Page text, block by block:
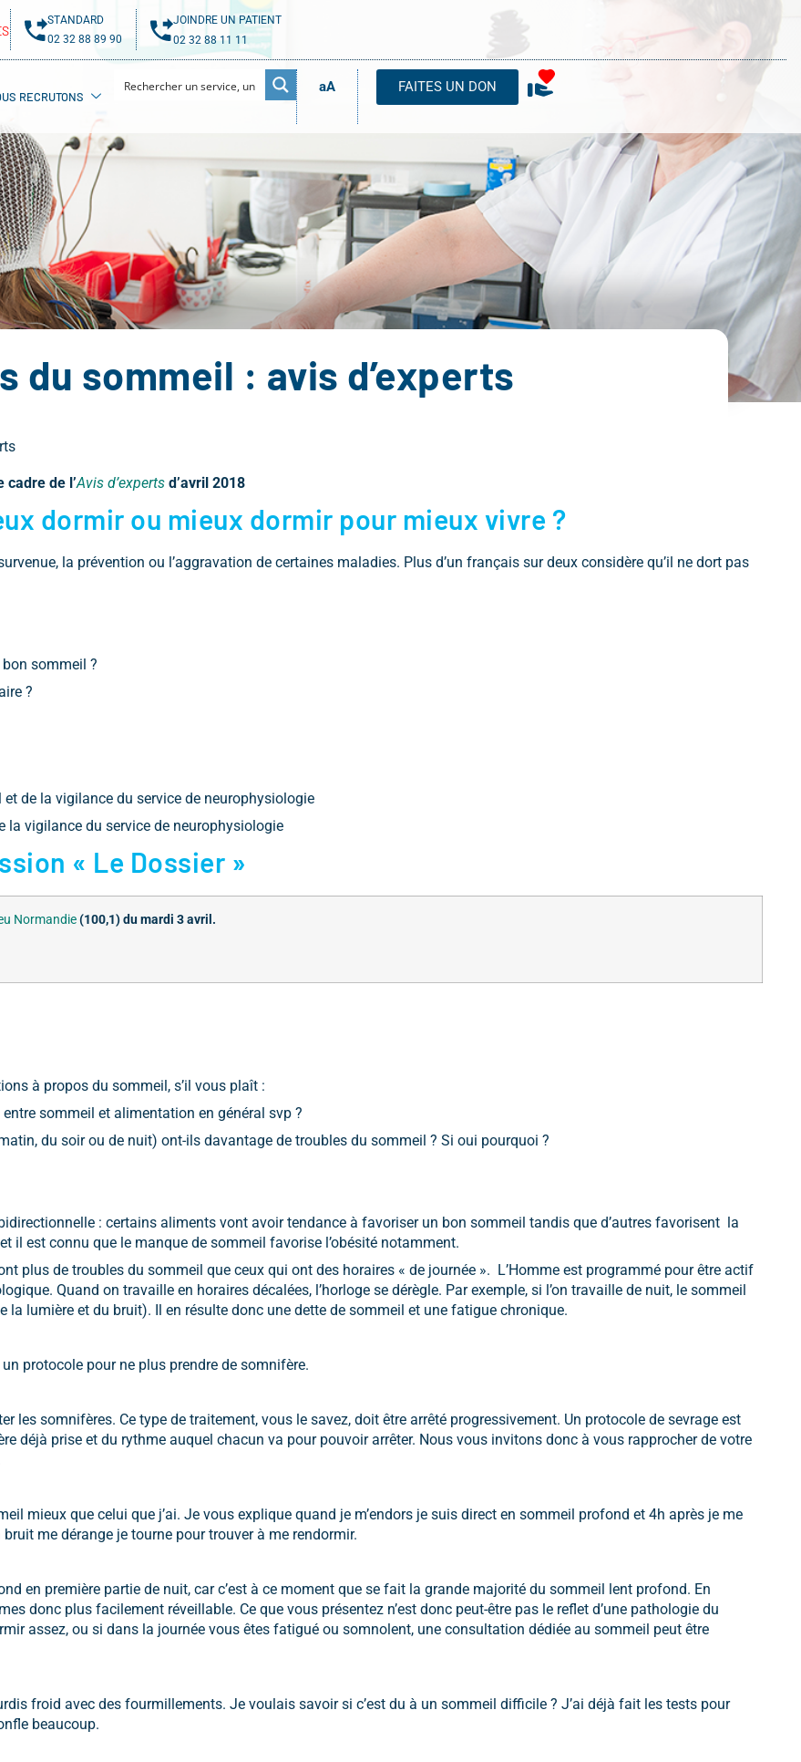
STANDARD
02 32 88 89 90
JOINDRE UN PATIENT
02 32 88 11 11
RECRUTONS
aA FAITES UN DON
du sommeil : avis d’experts
cadre de l’Avis d’experts d’avril 2018
dormir ou mieux dormir pour mieux vivre ?
la prévention ou l’aggravation de certaines maladies. Plus d’un français sur deux considère qu’il ne dort pas
sommeil ?
?
de la vigilance du service de neurophysiologie
la vigilance du service de neurophysiologie
« Le Dossier »
Normandie(100,1) du mardi 3 avril.
à propos du sommeil, s’il vous plaît :
sommeil et alimentation en général svp ?
du soir ou de nuit) ont-ils davantage de troubles du sommeil ? Si oui pourquoi ?
: certains aliments vont avoir tendance à favoriser un bon sommeil tandis que d’autres favorisent la
il est connu que le manque de sommeil favorise l’obésité notamment.
plus de troubles du sommeil que ceux qui ont des horaires « de journée ». L’Homme est programmé pour être actif
Quand on travaille en horaires décalées, l’horloge se dérègle. Par exemple, si l’on travaille de nuit, le sommeil
la lumière et du bruit). Il en résulte donc une dette de sommeil et une fatigue chronique.
protocole pour ne plus prendre de somnifère.
les somnifères. Ce type de traitement, vous le savez, doit être arrêté progressivement. Un protocole de sevrage est
déjà prise et du rythme auquel chacun va pour pouvoir arrêter. Nous vous invitons donc à vous rapprocher de votre
mieux que celui que j’ai. Je vous explique quand je m’endors je suis direct en sommeil profond et 4h après je me
me dérange je tourne pour trouver à me rendormir.
en première partie de nuit, car c’est à ce moment que se fait la grande majorité du sommeil lent profond. En
donc plus facilement réveillable. Ce que vous présentez n’est donc peut-être pas le reflet d’une pathologie du
assez, ou si dans la journée vous êtes fatigué ou somnolent, une consultation dédiée au sommeil peut être
froid avec des fourmillements. Je voulais savoir si c’est du à un sommeil difficile ? J’ai déjà fait les tests pour
beaucoup.